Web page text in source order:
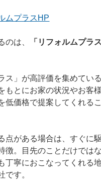
ムプラスHP
のは、 「リフォルムプラス
ス」が高評価を集めてい
もとにお家の状況やお客
低価格で提案してくれる
点がある場合は、すぐに
徴。目先のことだけでは
丁寧におこなってくれる
です。